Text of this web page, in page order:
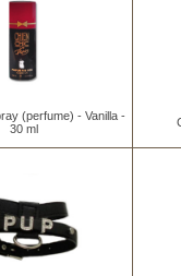
(perfume) - Vanilla -
30 ml